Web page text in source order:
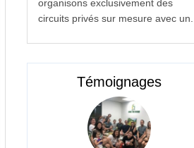
organisons exclusivement des
circuits privés sur mesure avec un...
Témoignages